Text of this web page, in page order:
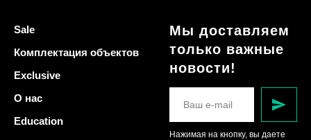
Sale
Комплектация объектов
Exclusive
О нас
Education
Мы доставляем
только важные
новости!
Нажимая на кнопку, вы даете